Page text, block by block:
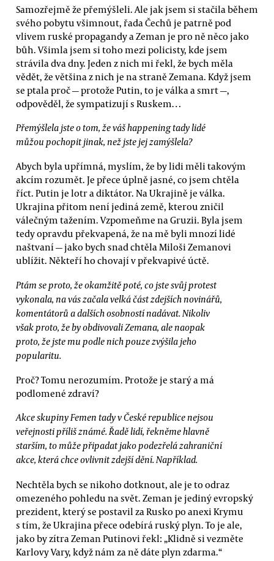
Samozřejmě že přemýšleli. Ale jak jsem si stačila během
svého pobytu všimnout, řada Čechů je patrně pod
vlivem ruské propagandy a Zeman je pro ně něco jako
bůh. Všimla jsem si toho mezi policisty, kde jsem
strávila dva dny. Jeden z nich mi řekl, že bych měla
vědět, že většina z nich je na straně Zemana. Když jsem
se ptala proč — protože Putin, to je válka a smrt —,
odpověděl, že sympatizují s Ruskem…
Přemýšlela jste o tom, že váš happening tady lidé
můžou pochopit jinak, než jste jej zamýšlela?
Abych byla upřímná, myslím, že by lidi měli takovým
akcím rozumět. Je přece úplně jasné, co jsem chtěla
říct. Putin je lotr a diktátor. Na Ukrajině je válka.
Ukrajina přitom není jediná země, kterou zničil
válečným tažením. Vzpomeňme na Gruzii. Byla jsem
tedy opravdu překvapená, že na mě byli mnozí lidé
naštvaní — jako bych snad chtěla Miloši Zemanovi
ublížit. Někteří ho chovají v překvapivé úctě.
Ptám se proto, že okamžitě poté, co jste svůj protest
vykonala, na vás začala velká část zdejších novinářů,
komentátorů a dalších osobností nadávat. Nikoliv
však proto, že by obdivovali Zemana, ale naopak
proto, že jste mu podle nich pouze zvýšila jeho
popularitu.
Proč? Tomu nerozumím. Protože je starý a má
podlomené zdraví?
Akce skupiny Femen tady v České republice nejsou
veřejnosti příliš známé. Řadě lidí, řekněme hlavně
starším, to může připadat jako podezřelá zahraniční
akce, která chce ovlivnit zdejší dění. Například.
Nechtěla bych se nikoho dotknout, ale je to odraz
omezeného pohledu na svět. Zeman je jediný evropský
prezident, který se postavil za Rusko po anexi Krymu
s tím, že Ukrajina přece odebírá ruský plyn. To je ale,
jako by zítra Zeman Putinovi řekl: „Klidně si vezměte
Karlovy Vary, když nám za ně dáte plyn zdarma.“